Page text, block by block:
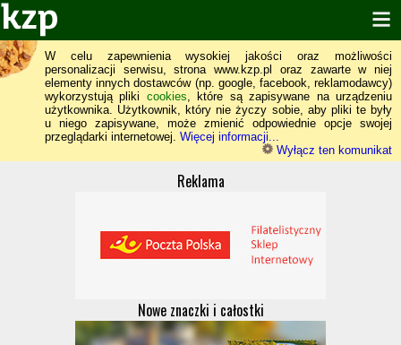
W celu zapewnienia wysokiej jakości oraz możliwości
personalizacji serwisu, strona www.kzp.pl oraz zawarte w niej
elementy innych dostawców (np. google, facebook, reklamodawcy)
wykorzystują pliki cookies, które są zapisywane na urządzeniu
użytkownika. Użytkownik, który nie życzy sobie, aby pliki te były
u niego zapisywane, może zmienić odpowiednie opcje swojej
przeglądarki internetowej. Więcej informacji...
Wyłącz ten komunikat
Reklama
Nowe znaczki i całostki